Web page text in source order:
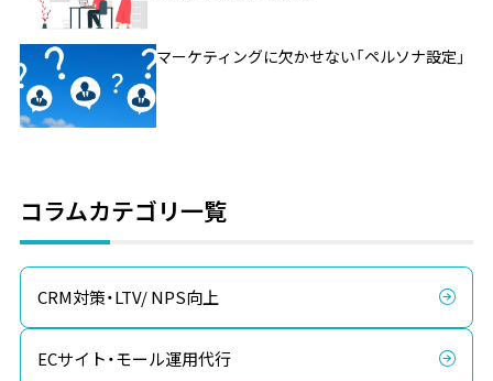
マーケティングに欠かせない「ペルソナ設定」
コラムカテゴリ一覧
CRM対策・LTV/ NPS向上
ECサイト・モール運用代行